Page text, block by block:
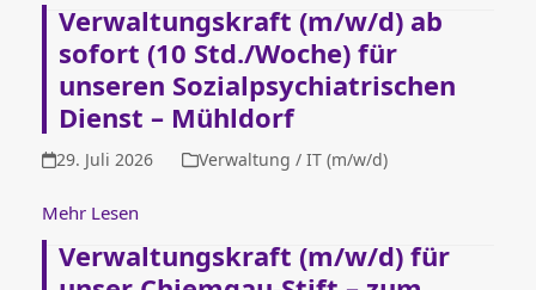
Verwaltungskraft (m/w/d) ab
sofort (10 Std./Woche) für
unseren Sozialpsychiatrischen
Dienst – Mühldorf
29. Juli 2026 Verwaltung / IT (m/w/d)
Mehr Lesen
Verwaltungskraft (m/w/d) für